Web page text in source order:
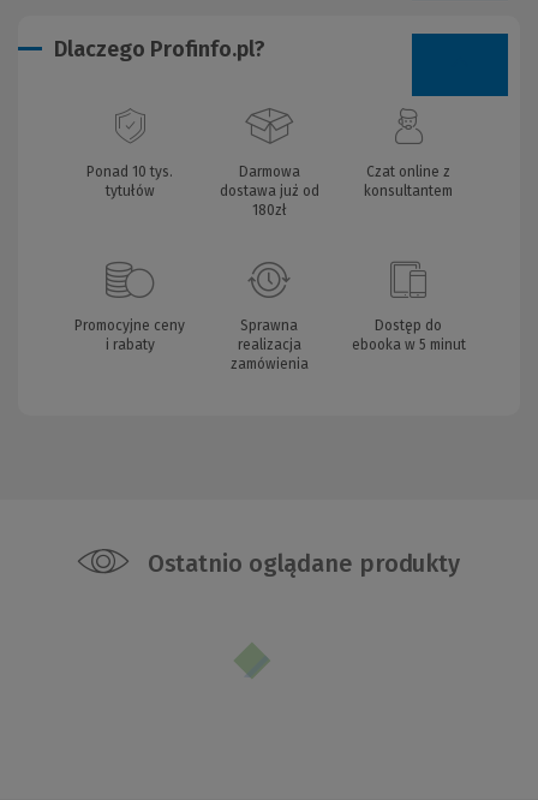
Dlaczego Profinfo.pl?
Ponad 10 tys.
tytułów
Darmowa
dostawa już od
180zł
Czat online z
konsultantem
Promocyjne ceny
i rabaty
Sprawna
realizacja
zamówienia
Dostęp do
ebooka w 5 minut
Ostatnio oglądane produkty